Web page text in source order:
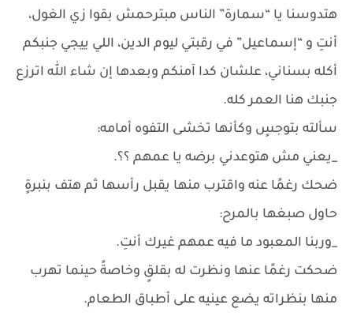
هتدوسنا يا “سمارة” الناس مبترحمش بقوا زي الغول،
أنتِ و “إسماعيل” في رقبتي ليوم الدين، اللي ييجي جنبكم
أكله بسناني، علشان كدا آمنكم وبعدها إن شاء الله اترزع
جنبك هنا العمر كله.
سألته بتوجسٍ وكأنها تخشى التفوه أمامه:
_يعني مش هتوعدني برضه يا عمهم ؟؟.
ضحك رغمًا عنه واقترب منها يقبل رأسها ثم هتف بنبرةٍ
حاول صبغها بالمرح:
_وربنا المعبود ما فيه عمهم غيرك أنتِ.
ضحكت رغمًا عنها ونظرت له بقلقٍ وخاصةً حينما تهرب
منها بنظراته يضع عينيه على أطباق الطعام.